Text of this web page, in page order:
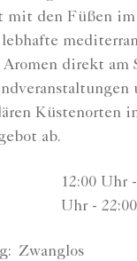
mit den Füßen im
direkt am
Küstenorten
ab.
12:00 Uhr
Uhr -
Zwanglos